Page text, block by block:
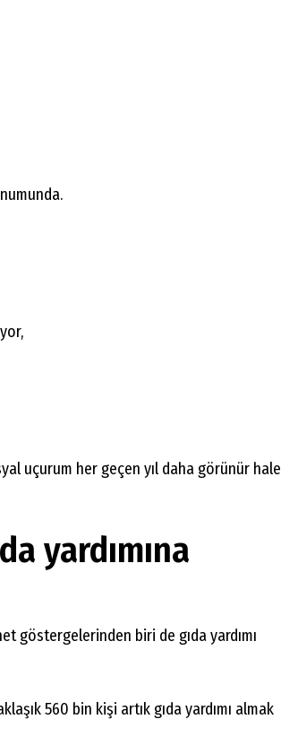
uçurum her geçen yıl daha görünür hale
yardımına
göstergelerinden biri de gıda yardımı
560 bin kişi artık gıda yardımı almak